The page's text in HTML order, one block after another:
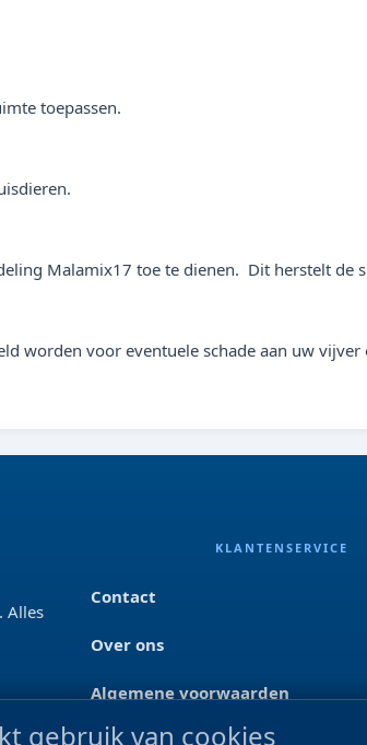
toepassen.
Malamix17 toe te dienen. Dit herstelt
worden voor eventuele schade aan uw
Alles
KLANTENSERVICE
Contact
Over ons
Algemene voorwaarden
Privacyverklaring
gebruik van cookies